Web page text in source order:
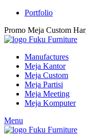
Portfolio
Promo Meja Custom
Manufactures
Meja Kantor
Meja Custom
Meja Partisi
Meja Meeting
Meja Komputer
Menu